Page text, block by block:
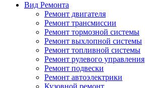
Вид Ремонта
Ремонт двигателя
Ремонт трансмиссии
Ремонт тормозной системы
Ремонт выхлопной системы
Ремонт топливной системы
Ремонт рулевого управления
Ремонт подвески
Ремонт автоэлектрики
Кузовной ремонт